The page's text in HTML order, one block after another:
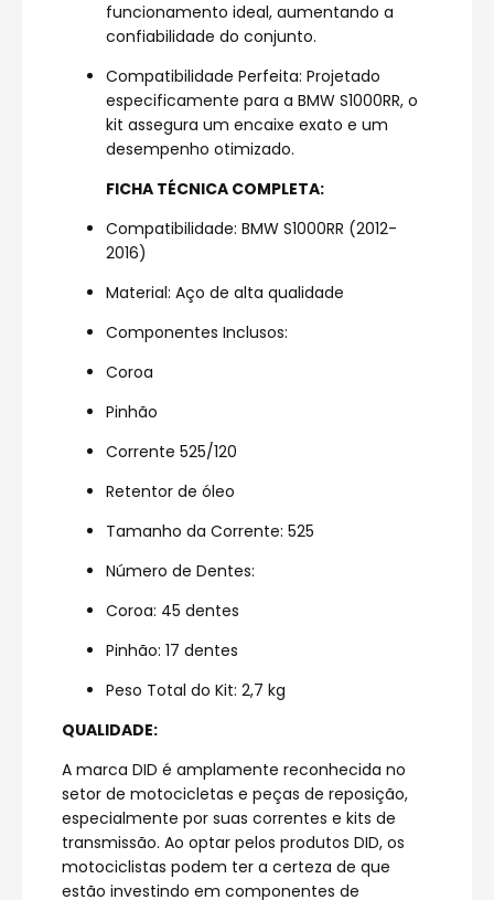
funcionamento ideal, aumentando a
confiabilidade do conjunto.
Compatibilidade Perfeita: Projetado
especificamente para a BMW S1000RR, o
kit assegura um encaixe exato e um
desempenho otimizado.
FICHA TÉCNICA COMPLETA:
Compatibilidade: BMW S1000RR (2012-
2016)
Material: Aço de alta qualidade
Componentes Inclusos:
Coroa
Pinhão
Corrente 525/120
Retentor de óleo
Tamanho da Corrente: 525
Número de Dentes:
Coroa: 45 dentes
Pinhão: 17 dentes
Peso Total do Kit: 2,7 kg
QUALIDADE:
A marca DID é amplamente reconhecida no
setor de motocicletas e peças de reposição,
especialmente por suas correntes e kits de
transmissão. Ao optar pelos produtos DID, os
motociclistas podem ter a certeza de que
estão investindo em componentes de